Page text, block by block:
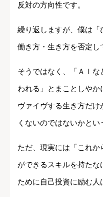
反対の方向性です。
繰り返しますが、僕は「
働き方・生き方を否定し
そうではなく、「ＡＩ
われる」とまことしや
ヴァイヴする生き方だ
くないのではないかとい
ただ、現実には「これか
ができるスキルを持た
ために自己投資に励む人